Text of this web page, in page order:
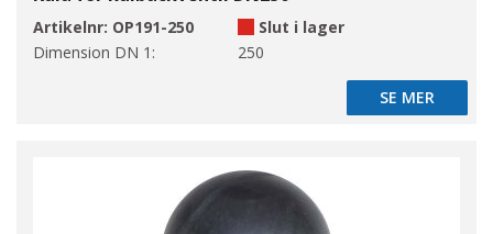
Artikelnr: OP191-250
Slut i lager
Dimension DN 1:
250
SE MER
SE MER